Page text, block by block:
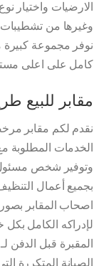
الارضيات واختيار
وغيرها من تشطيبات
نوفر مجموعة
كامل على اعلى
مقابر للبيع
نقدم لكم مقابر
الخدمات المطلوبة
وتوفير شخص مسئول
بجميع أعمال
اصحاب المقابر
لإدراكه الكامل
المقبرة قبل الدفن
الصيانة المتكررة